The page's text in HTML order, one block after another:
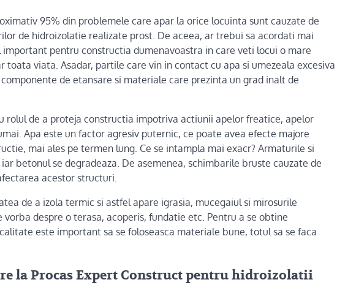
95% din problemele care apar la orice locuinta sunt cauzate de
de hidroizolatie realizate prost. De aceea, ar trebui sa acordati mai
pentru constructia dumenavoastra in care veti locui o mare
toata viata. Asadar, partile care vin in contact cu apa si umezeala excesiva
de etansare si materiale care prezinta un grad inalt de
rolul de a proteja constructia impotriva actiunii apelor freatice, apelor
Apa este un factor agresiv puternic, ce poate avea efecte majore
mai ales pe termen lung. Ce se intampla mai exacr? Armaturile si
betonul se degradeaza. De asemenea, schimbarile bruste cauzate de
acestor structuri.
de a izola termic si astfel apare igrasia, mucegaiul si mirosurile
despre o terasa, acoperis, fundatie etc. Pentru a se obtine
este important sa se foloseasca materiale bune, totul sa se faca
la Procas Expert Construct pentru hidroizolatii